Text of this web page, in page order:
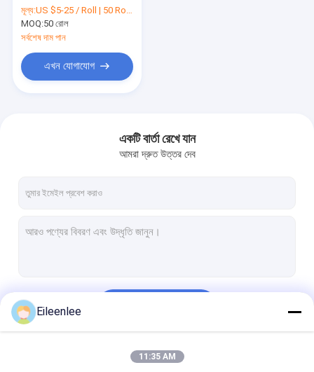
প্যানেল
মূল্য:US $5-25 / Roll | 50 Rolls (Min. Order)
MOQ:50 রোল
সর্বশেষ দাম পান
এখন যোগাযোগ
একটি বার্তা রেখে যান
আমরা দ্রুত উত্তর দেব
Eileenlee
11:35 AM